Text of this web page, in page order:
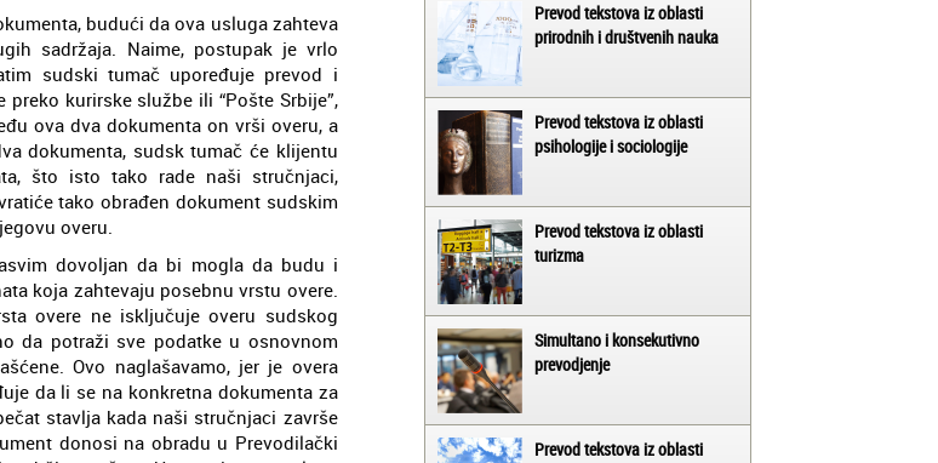
budući da ova usluga zahteva
sadržaja. Naime, postupak je vrlo
sudski tumač upoređuje prevod i
kurirske službe ili “Pošte Srbije”,
ova dva dokumenta on vrši overu, a
dokumenta, sudsk tumač će klijentu
što isto tako rade naši stručnjaci,
tako obrađen dokument sudskim
overu.
dovoljan da bi mogla da budu i
koja zahtevaju posebnu vrstu overe.
overe ne isključuje overu sudskog
da potraži sve podatke u osnovnom
Ovo naglašavamo, jer je overa
da li se na konkretna dokumenta za
stavlja kada naši stručnjaci završe
donosi na obradu u Prevodilački
Prevod tekstova iz oblasti
prirodnih i društvenih nauka
Prevod tekstova iz oblasti
psihologije i sociologije
Prevod tekstova iz oblasti
turizma
Simultano i konsekutivno
prevodjenje
Prevod tekstova iz oblasti